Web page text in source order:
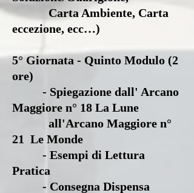
Carta Ambiente, Carta
eccezione, ecc…)
5° Giornata - Quinto Modulo (2
ore)
- Spiegazione dall' Arcano
Maggiore n° 18 La Lune
all'Arcano Maggiore n°
21 Le Monde
- Esempi di Lettura
Pratica
- Consegna Dispensa